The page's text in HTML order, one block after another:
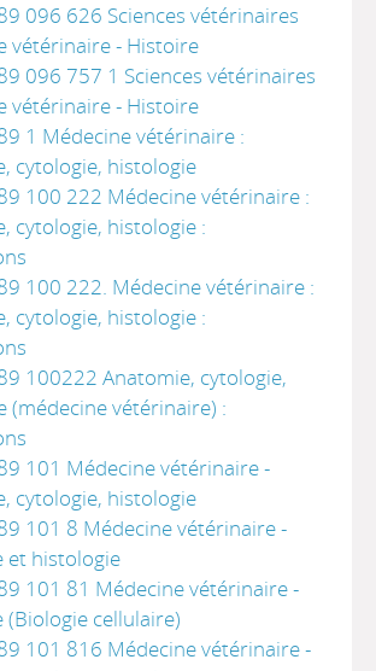
096 626 Sciences vétérinaires
vétérinaire - Histoire
096 757 1 Sciences vétérinaires
vétérinaire - Histoire
1 Médecine vétérinaire :
cytologie, histologie
100 222 Médecine vétérinaire :
cytologie, histologie :
100 222. Médecine vétérinaire :
cytologie, histologie :
100222 Anatomie, cytologie,
(médecine vétérinaire) :
101 Médecine vétérinaire -
cytologie, histologie
101 8 Médecine vétérinaire -
et histologie
101 81 Médecine vétérinaire -
(Biologie cellulaire)
101 816 Médecine vétérinaire -